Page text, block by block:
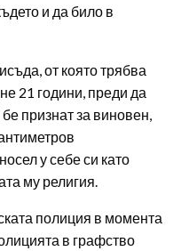
и да било в
от която трябва
21 години, преди да
признат за виновен,
у себе си като
му религия.
полиция в момента
в графство